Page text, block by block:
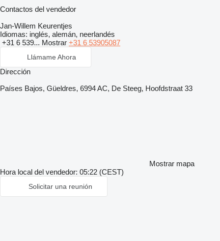
Contactos del vendedor
Jan-Willem Keurentjes
Idiomas: inglés, alemán, neerlandés
+31 6 539... Mostrar +31 6 53905087
Llámame Ahora
Dirección
Países Bajos, Güeldres, 6994 AC, De Steeg, Hoofdstraat 33
Mostrar mapa
Hora local del vendedor: 05:22 (CEST)
Solicitar una reunión